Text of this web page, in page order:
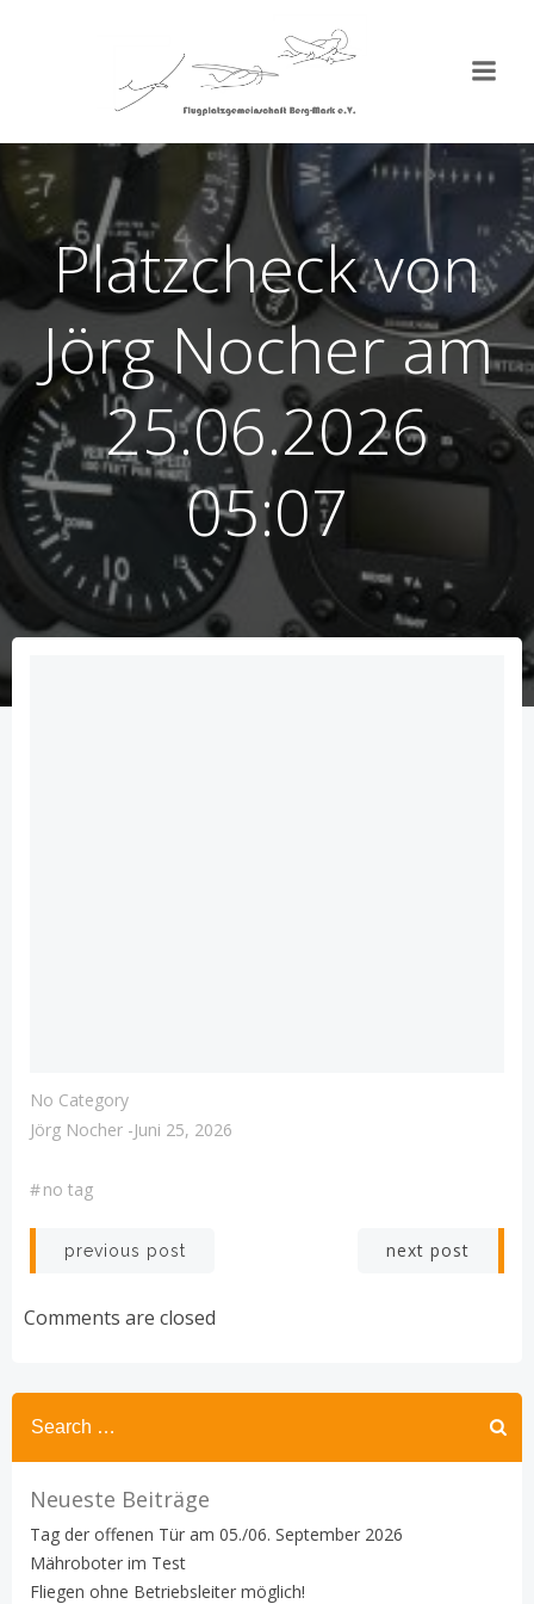
Inhalt
springen
Platzcheck von
Jörg Nocher am
25.06.2026
05:07
No Category
Jörg Nocher -Juni 25, 2026
#no tag
Post
navigation
previous post next post
Comments are closed
Search
for:
Neueste Beiträge
Tag der offenen Tür am 05./06. September 2026
Mähroboter im Test
Fliegen ohne Betriebsleiter möglich!